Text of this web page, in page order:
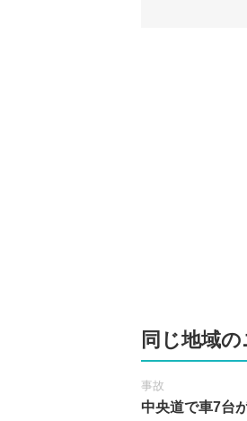
同じ地域
事故
中央道で車7台